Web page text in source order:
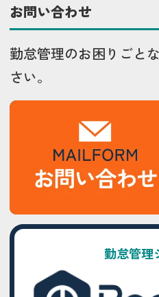
お問い合わせ
勤怠管理のお困りごと
さい。
勤怠管理